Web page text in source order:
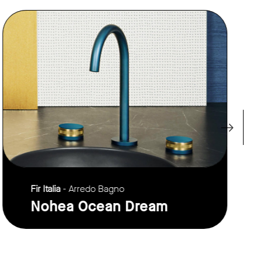
Fir Italia- Arredo Bagno
Nohea Ocean Dream
link to page